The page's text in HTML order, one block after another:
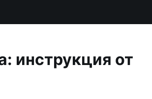
инструкция от